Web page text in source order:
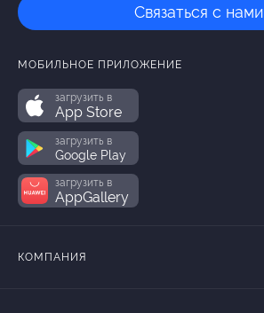
Связаться с нами
МОБИЛЬНОЕ ПРИЛОЖЕНИЕ
загрузить в
App Store
загрузить в
Google Play
загрузить в
AppGallery
КОМПАНИЯ